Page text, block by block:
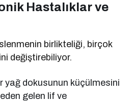
Hastalıklar ve
birlikteliği, birçok
değiştirebiliyor.
yağ dokusunun küçülmesini
gelen lif ve